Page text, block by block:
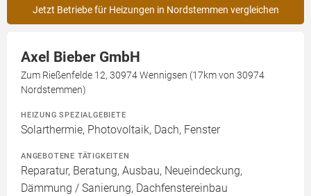
Jetzt Betriebe für Heizungen in Nordstemmen vergleichen
Axel Bieber GmbH
Zum Rießenfelde 12, 30974 Wennigsen (17km von 30974
Nordstemmen)
HEIZUNG SPEZIALGEBIETE
Solarthermie, Photovoltaik, Dach, Fenster
ANGEBOTENE TÄTIGKEITEN
Reparatur, Beratung, Ausbau, Neueindeckung,
Dämmung / Sanierung, Dachfenstereinbau